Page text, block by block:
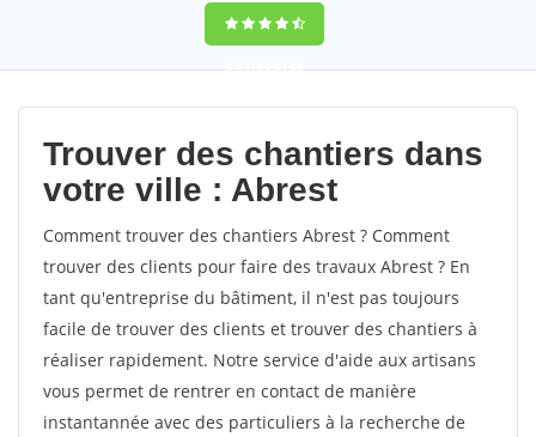
9,5(100%)60
votes
Trouver des chantiers dans
votre ville : Abrest
Comment trouver des chantiers Abrest ? Comment
trouver des clients pour faire des travaux Abrest ? En
tant qu'entreprise du bâtiment, il n'est pas toujours
facile de trouver des clients et trouver des chantiers à
réaliser rapidement. Notre service d'aide aux artisans
vous permet de rentrer en contact de manière
instantannée avec des particuliers à la recherche de